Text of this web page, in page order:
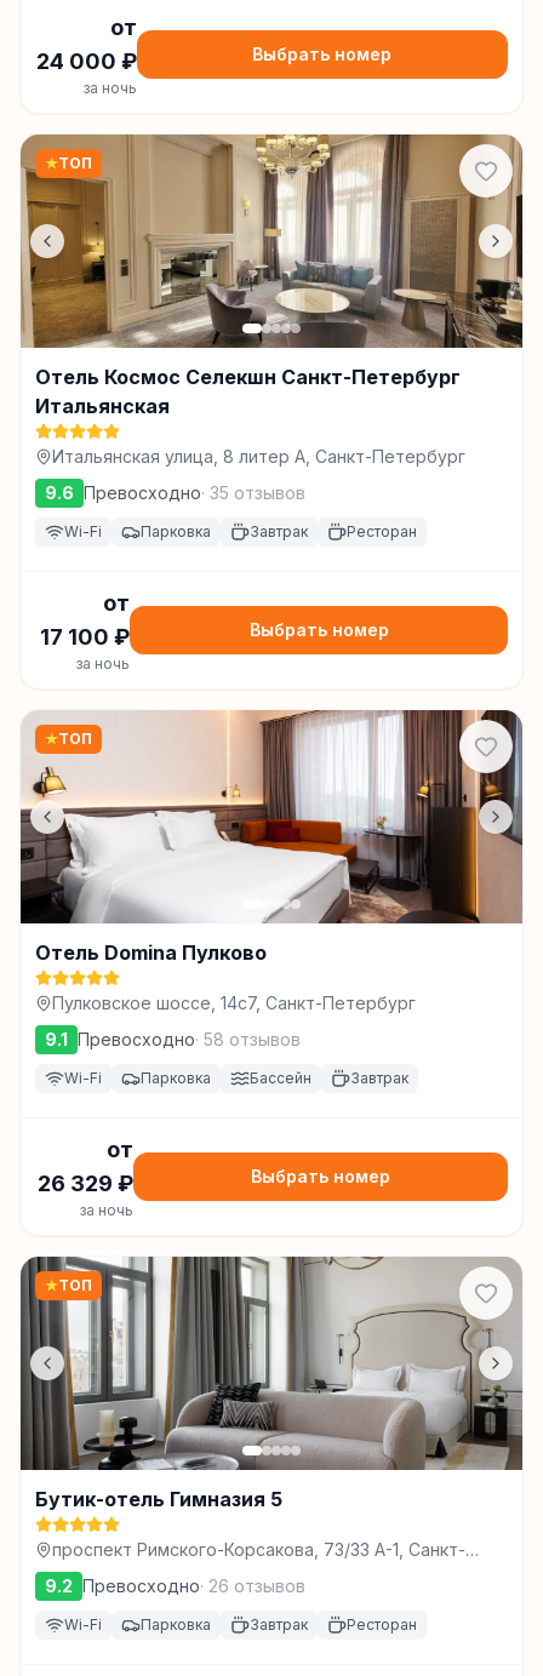
от
24 000 ₽
за ночь
Выбрать номер
★ТОП
Отель Космос Селекшн Санкт-Петербург
Итальянская
Итальянская улица, 8 литер А, Санкт-Петербург
9.6 Превосходно· 35 отзывов
Wi-Fi Парковка Завтрак Ресторан
от
17 100 ₽
за ночь
Выбрать номер
★ТОП
Отель Domina Пулково
Пулковское шоссе, 14с7, Санкт-Петербург
9.1 Превосходно· 58 отзывов
Wi-Fi Парковка Бассейн Завтрак
от
26 329 ₽
за ночь
Выбрать номер
★ТОП
Бутик-отель Гимназия 5
проспект Римского-Корсакова, 73/33 А-1, Санкт-
Петербург
9.2 Превосходно· 26 отзывов
Wi-Fi Парковка Завтрак Ресторан